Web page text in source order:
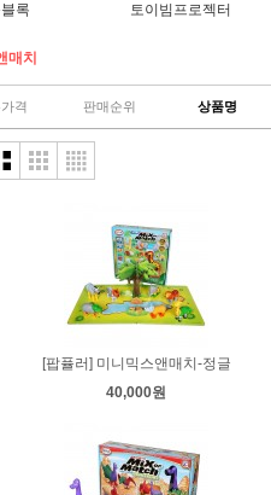
록 토이빔프로젝터
매치
격 판매순위 상품명
[팝퓰러] 미니믹스앤매치-정글
40,000원